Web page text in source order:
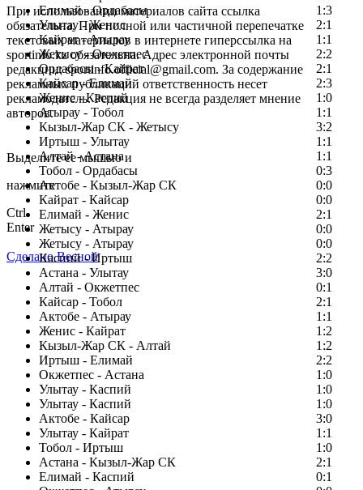
Елимай - Ордабасы
1:3
Улытау - Женис
2:1
Кайрат - Атырау
1:1
Жетысу - Окжетпес
2:2
Ордабасы - Кайрат
2:1
Кайсар - Елимай
2:3
Женис - Каспий
1:0
Атырау - Тобол
1:1
Кызыл-Жар СК - Жетысу
3:2
Иртыш - Улытау
1:1
Алтай - Астана
1:1
Тобол - Ордабасы
0:3
Актобе - Кызыл-Жар СК
0:0
Кайрат - Кайсар
0:0
Елимай - Женис
2:1
Жетысу - Атырау
0:0
Жетысу - Атырау
0:0
Каспий - Иртыш
2:2
Астана - Улытау
3:0
Алтай - Окжетпес
0:1
Кайсар - Тобол
2:1
Актобе - Атырау
1:1
Женис - Кайрат
1:2
Кызыл-Жар СК - Алтай
1:2
Иртыш - Елимай
2:2
Окжетпес - Астана
1:0
Улытау - Каспий
1:0
Улытау - Каспий
1:0
Актобе - Кайсар
3:0
Улытау - Кайрат
1:1
Тобол - Иртыш
1:0
Астана - Кызыл-Жар СК
2:1
Елимай - Каспий
0:1
При использовании материалов сайта ссылка
обязательна. При полной или частичной перепечатке
текстовых материалов в интернете гиперссылка на
sportinfo.kz обязательна. Адрес электронной почты
редакции: sportinfo.official@gmail.com. За содержание
рекламных публикаций ответственность несет
рекламодатель. Редакция не всегда разделяет мнение
авторов.
Заметили ошибку в тексте?
Выделите ее мышью и
нажмите
Ctrl
Enter
Сделано Весной